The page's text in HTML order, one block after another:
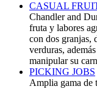
CASUAL
Chandler and
fruta y labores
con dos granjas,
verduras,
manipular su
PICKING JOBS
Amplia gama de